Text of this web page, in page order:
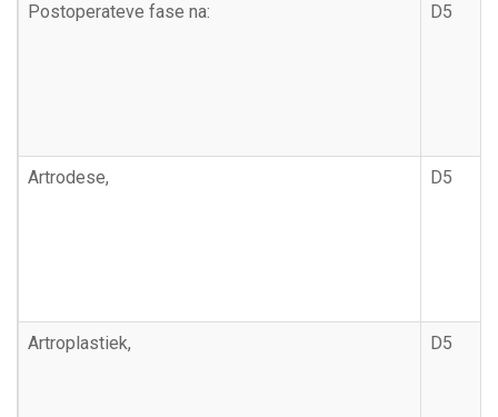
Postoperateve fase na: D5
Artrodese, D5
Artroplastiek, D5